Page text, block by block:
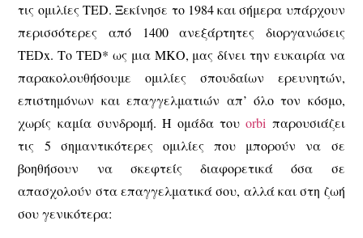
τις ομιλίες TED. Ξεκίνησε το 1984 και σήμερα υπάρχουν
περισσότερες από 1400 ανεξάρτητες διοργανώσεις
TEDx. Το TED* ως μια ΜΚΟ, μας δίνει την ευκαιρία να
παρακολουθήσουμε ομιλίες σπουδαίων ερευνητών,
επιστημόνων και επαγγελματιών απ’ όλο τον κόσμο,
χωρίς καμία συνδρομή. Η ομάδα τουorbi παρουσιάζει
τις 5 σημαντικότερες ομιλίες που μπορούν να σε
βοηθήσουν να σκεφτείς διαφορετικά όσα σε
απασχολούν στα επαγγελματικά σου, αλλά και στη ζωή
σου γενικότερα: